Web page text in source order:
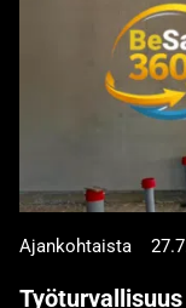
Ajankohtaista